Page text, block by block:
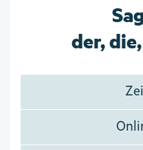
der,